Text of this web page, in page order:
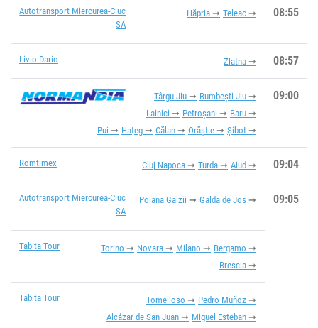
Autotransport Miercurea-Ciuc
SA
Hăpria Teleac 08:55
Livio Dario Zlatna 08:57
Târgu Jiu
Bumbești-Jiu
Lainici
Petroșani
Baru
Pui
Hațeg Călan Orăștie Șibot
09:00
Romtimex Cluj Napoca Turda Aiud 09:04
Autotransport Miercurea-Ciuc
SA
Poiana Galzii Galda de Jos 09:05
Tabita Tour Torino Novara Milano
Bergamo
Brescia
Tabita Tour Tomelloso
Pedro Muñoz
Alcázar de San Juan
Miguel Esteban